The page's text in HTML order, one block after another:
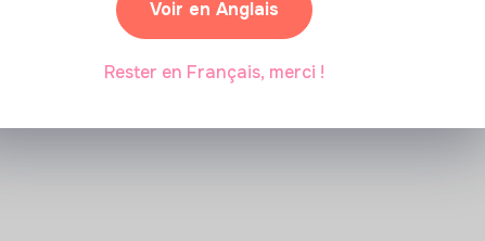
Voir en Anglais
Rester en Français, merci !